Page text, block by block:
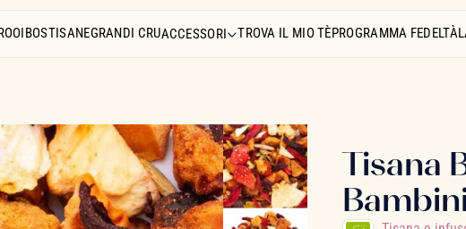
TISANEGRANDI CRUACCESSORI TROVA IL MIO TÈPROGRAMMA FEDELTÀ
Tisana